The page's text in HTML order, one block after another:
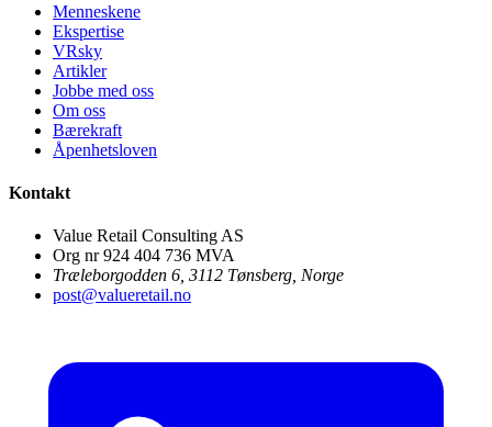
Menneskene
Ekspertise
VRsky
Artikler
Jobbe med oss
Om oss
Bærekraft
Åpenhetsloven
Kontakt
Value Retail Consulting AS
Org nr 924 404 736 MVA
Træleborgodden 6, 3112 Tønsberg, Norge
post@valueretail.no